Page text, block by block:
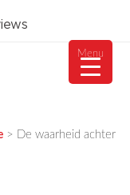
> De waarheid achter
Menu